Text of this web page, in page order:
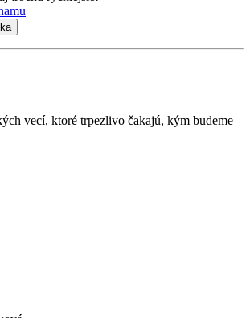
vecí, ktoré trpezlivo čakajú, kým budeme